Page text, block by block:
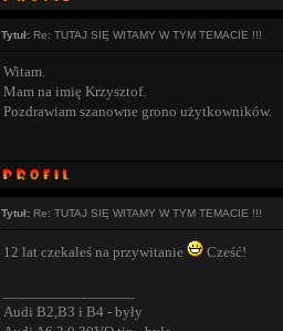
Tytuł: Re: TUTAJ SIĘ WITAMY W TYM TEMACIE !!!
Witam.
Mam na imię Krzysztof.
Pozdrawiam szanowne grono użytkowników.
Tytuł: Re: TUTAJ SIĘ WITAMY W TYM TEMACIE !!!
12 lat czekaleś na przywitanie Cześć!
Audi B2,B3 i B4 - były